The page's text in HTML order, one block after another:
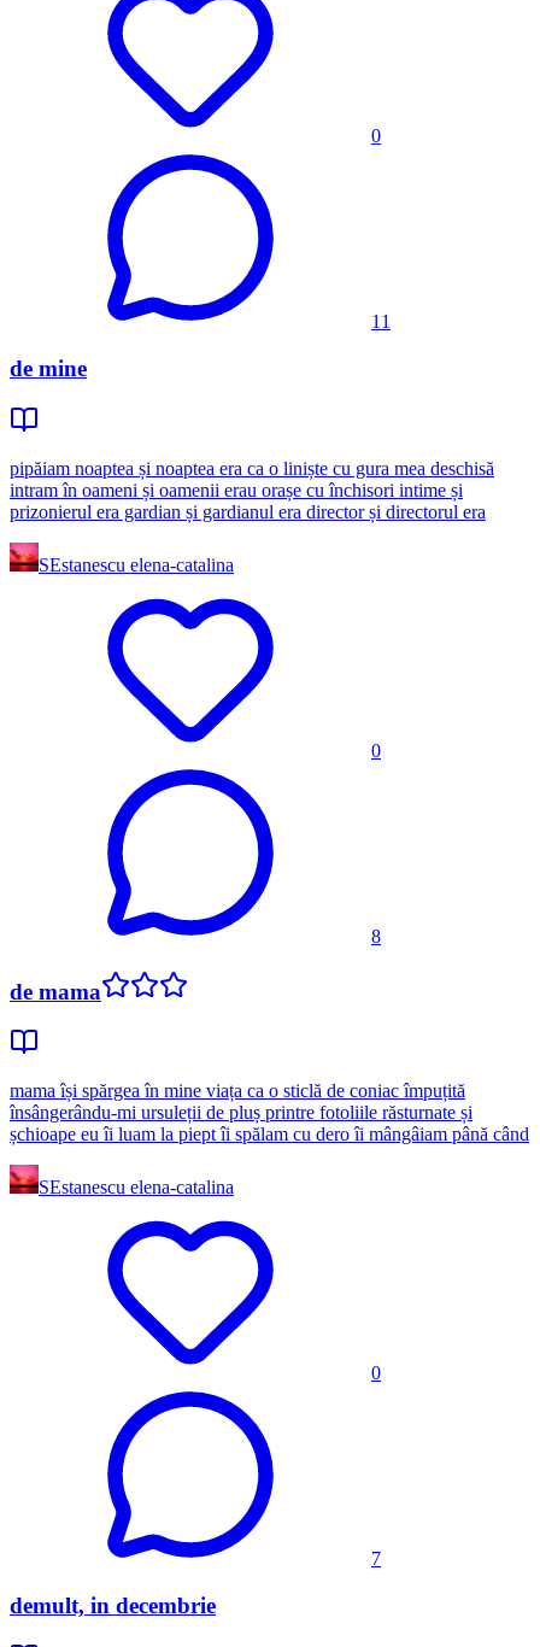
0
11
de mine
pipăiam noaptea și noaptea era ca o liniște cu gura mea deschisă
intram în oameni și oamenii erau orașe cu închisori intime și
prizonierul era gardian și gardianul era director și directorul era
SEstanescu elena-catalina
0
8
de mama
mama își spărgea în mine viața ca o sticlă de coniac împuțită
însângerându-mi ursuleții de pluș printre fotoliile răsturnate și
șchioape eu îi luam la piept îi spălam cu dero îi mângâiam până când
SEstanescu elena-catalina
0
7
demult, in decembrie